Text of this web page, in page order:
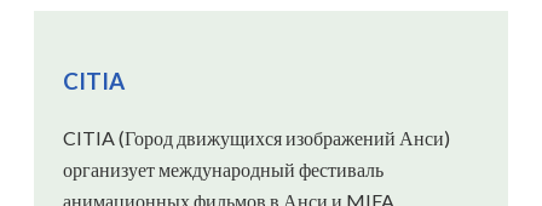
CITIA
CITIA (Город движущихся изображений Анси)
организует международный фестиваль
анимационных фильмов в Анси и MIFA